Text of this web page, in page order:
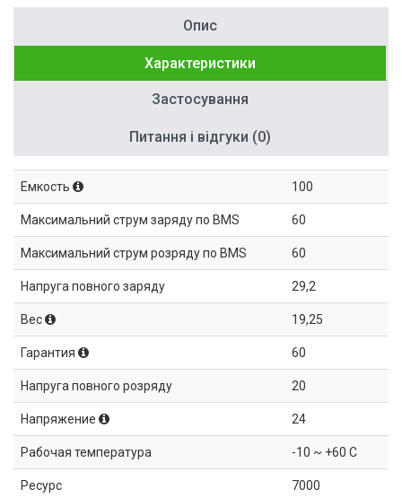
Опис
Характеристики
Застосування
Питання і відгуки (0)
Емкость 100
Максимальний струм заряду по BMS 60
Максимальний струм розряду по BMS 60
Напруга повного заряду 29,2
Вес 19,25
Гарантия 60
Напруга повного розряду 20
Напряжение 24
Рабочая температура -10 ~ +60 C
Ресурс 7000